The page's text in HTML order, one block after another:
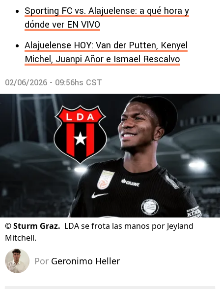
Sporting FC vs. Alajuelense: a qué hora y
dónde ver EN VIVO
Alajuelense HOY: Van der Putten, Kenyel
Michel, Juanpi Añor e Ismael Rescalvo
02/06/2026 - 09:56hs CST
©Sturm Graz. LDA se frota las manos por Jeyland
Mitchell.
Por Geronimo Heller